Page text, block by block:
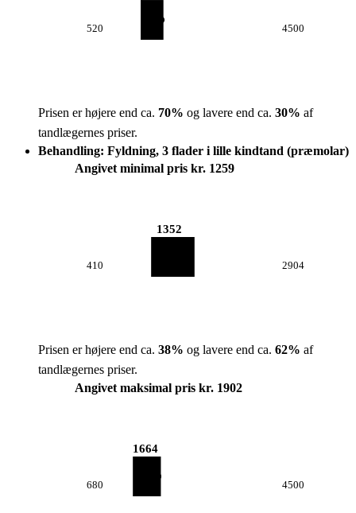
520 4500
Prisen er højere end ca. 70% og lavere end ca. 30% af
tandlægernes priser.
Behandling: Fyldning, 3 flader i lille kindtand (præmolar)
Angivet minimal pris kr. 1259
410
1352
2904
Prisen er højere end ca. 38% og lavere end ca. 62% af
tandlægernes priser.
Angivet maksimal pris kr. 1902
680
1664
4500